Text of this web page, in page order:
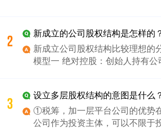
新成立的公司股权结构是怎样的
新成立公司股权结构比较理想的
模型一 绝对控股：创始人持有公
下，就是绝对的老大，开具玩笑
欲为了，因为公司法规定大多数
按照出资比例投票即少数服从多
设立多层股权结构的意图是什么
①税筹，加一层平台公司的优势
公司作为投资主体，可以不限于